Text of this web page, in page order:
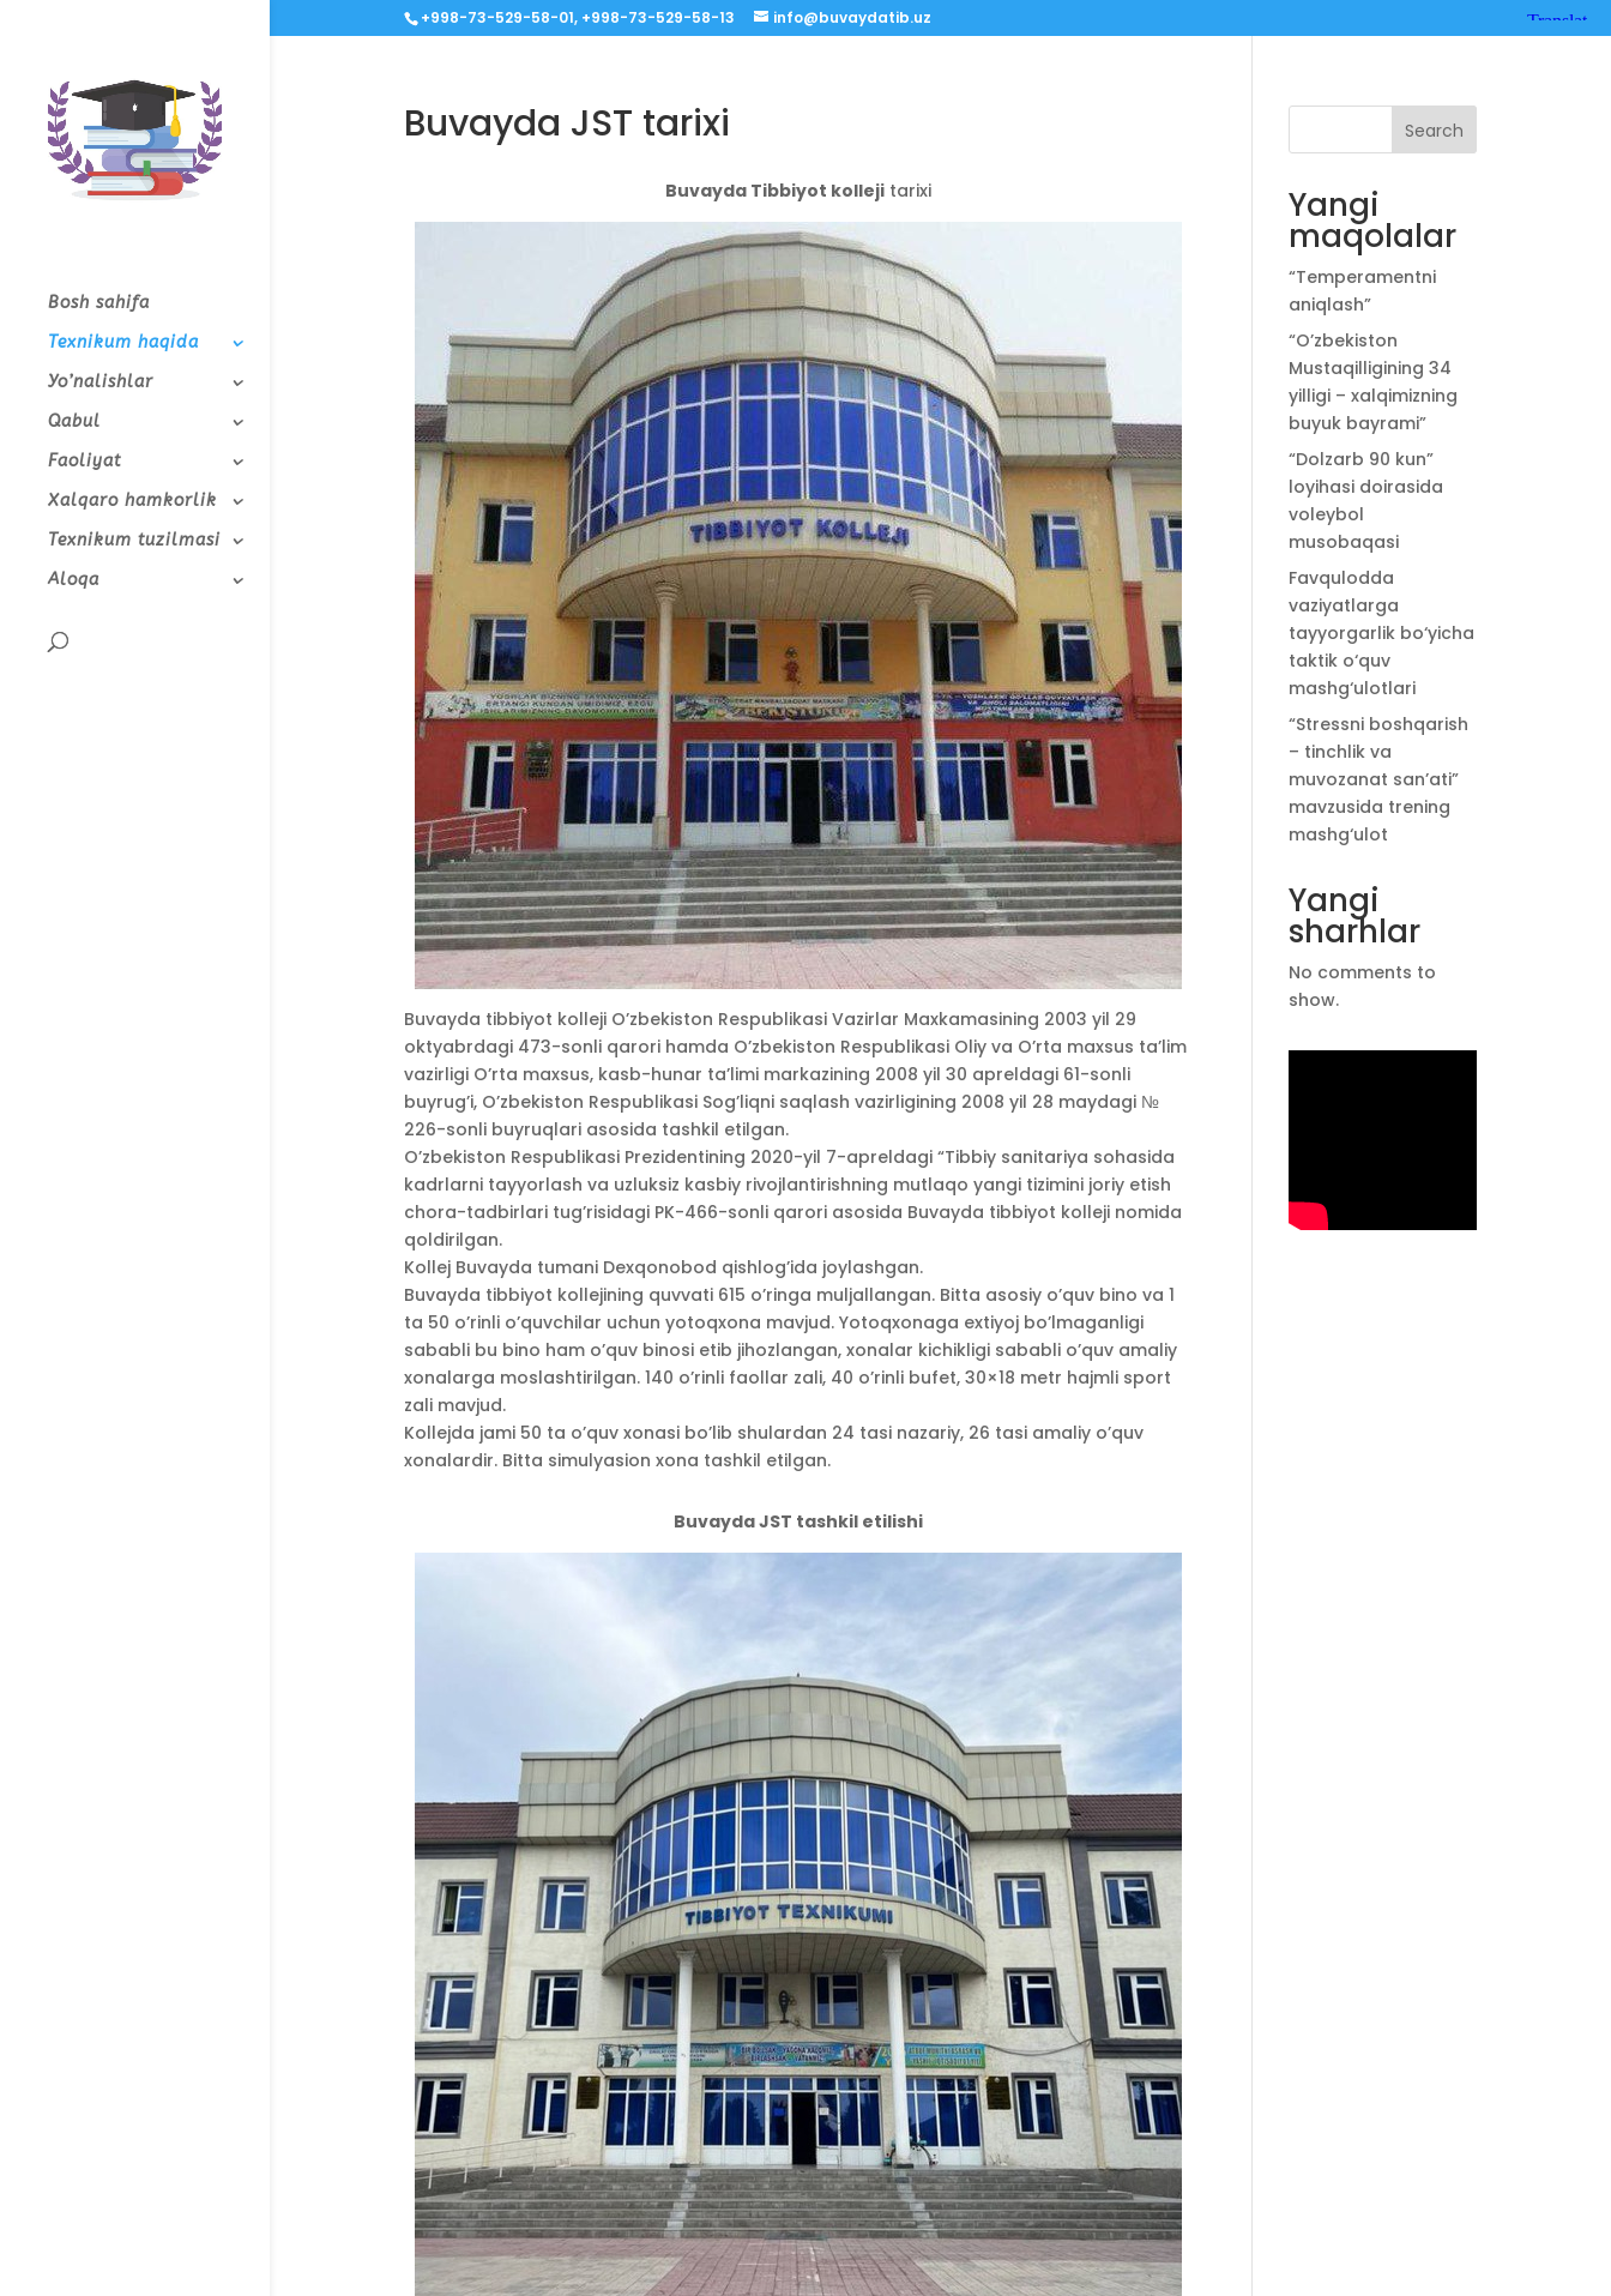
+998-73-529-58-01, +998-73-529-58-13 info@buvaydatib.uz
Bosh sahifa
Texnikum haqida
Yo’nalishlar
Qabul
Faoliyat
Xalqaro hamkorlik
Texnikum tuzilmasi
Aloqa
Buvayda JST tarixi
Buvayda Tibbiyot kolleji tarixi
Buvayda tibbiyot kolleji O’zbekiston Respublikasi Vazirlar Maxkamasining 2003 yil 29
oktyabrdagi 473-sonli qarori hamda O’zbekiston Respublikasi Oliy va O’rta maxsus ta’lim
vazirligi O’rta maxsus, kasb-hunar ta’limi markazining 2008 yil 30 apreldagi 61-sonli
buyrug’i, O’zbekiston Respublikasi Sog’liqni saqlash vazirligining 2008 yil 28 maydagi №
226-sonli buyruqlari asosida tashkil etilgan.
O’zbekiston Respublikasi Prezidentining 2020-yil 7-apreldagi “Tibbiy sanitariya sohasida
kadrlarni tayyorlash va uzluksiz kasbiy rivojlantirishning mutlaqo yangi tizimini joriy etish
chora-tadbirlari tug’risidagi PK-466-sonli qarori asosida Buvayda tibbiyot kolleji nomida
qoldirilgan.
Kollej Buvayda tumani Dexqonobod qishlog’ida joylashgan.
Buvayda tibbiyot kollejining quvvati 615 o’ringa muljallangan. Bitta asosiy o’quv bino va 1
ta 50 o’rinli o’quvchilar uchun yotoqxona mavjud. Yotoqxonaga extiyoj bo’lmaganligi
sababli bu bino ham o’quv binosi etib jihozlangan, xonalar kichikligi sababli o’quv amaliy
xonalarga moslashtirilgan. 140 o’rinli faollar zali, 40 o’rinli bufet, 30×18 metr hajmli sport
zali mavjud.
Kollejda jami 50 ta o’quv xonasi bo’lib shulardan 24 tasi nazariy, 26 tasi amaliy o’quv
xonalardir. Bitta simulyasion xona tashkil etilgan.
Buvayda JST tashkil etilishi
Search
Yangi
maqolalar
“Temperamentni
aniqlash”
“O’zbekiston
Mustaqilligining 34
yilligi – xalqimizning
buyuk bayrami”
“Dolzarb 90 kun”
loyihasi doirasida
voleybol
musobaqasi
Favqulodda
vaziyatlarga
tayyorgarlik bo‘yicha
taktik o‘quv
mashg‘ulotlari
“Stressni boshqarish
– tinchlik va
muvozanat san’ati”
mavzusida trening
mashg‘ulot
Yangi
sharhlar
No comments to
show.